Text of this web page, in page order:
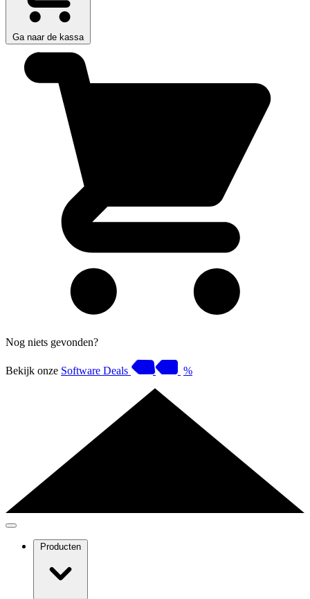
Ga naar de kassa
Nog niets gevonden?
Bekijk onze Software Deals %
Producten